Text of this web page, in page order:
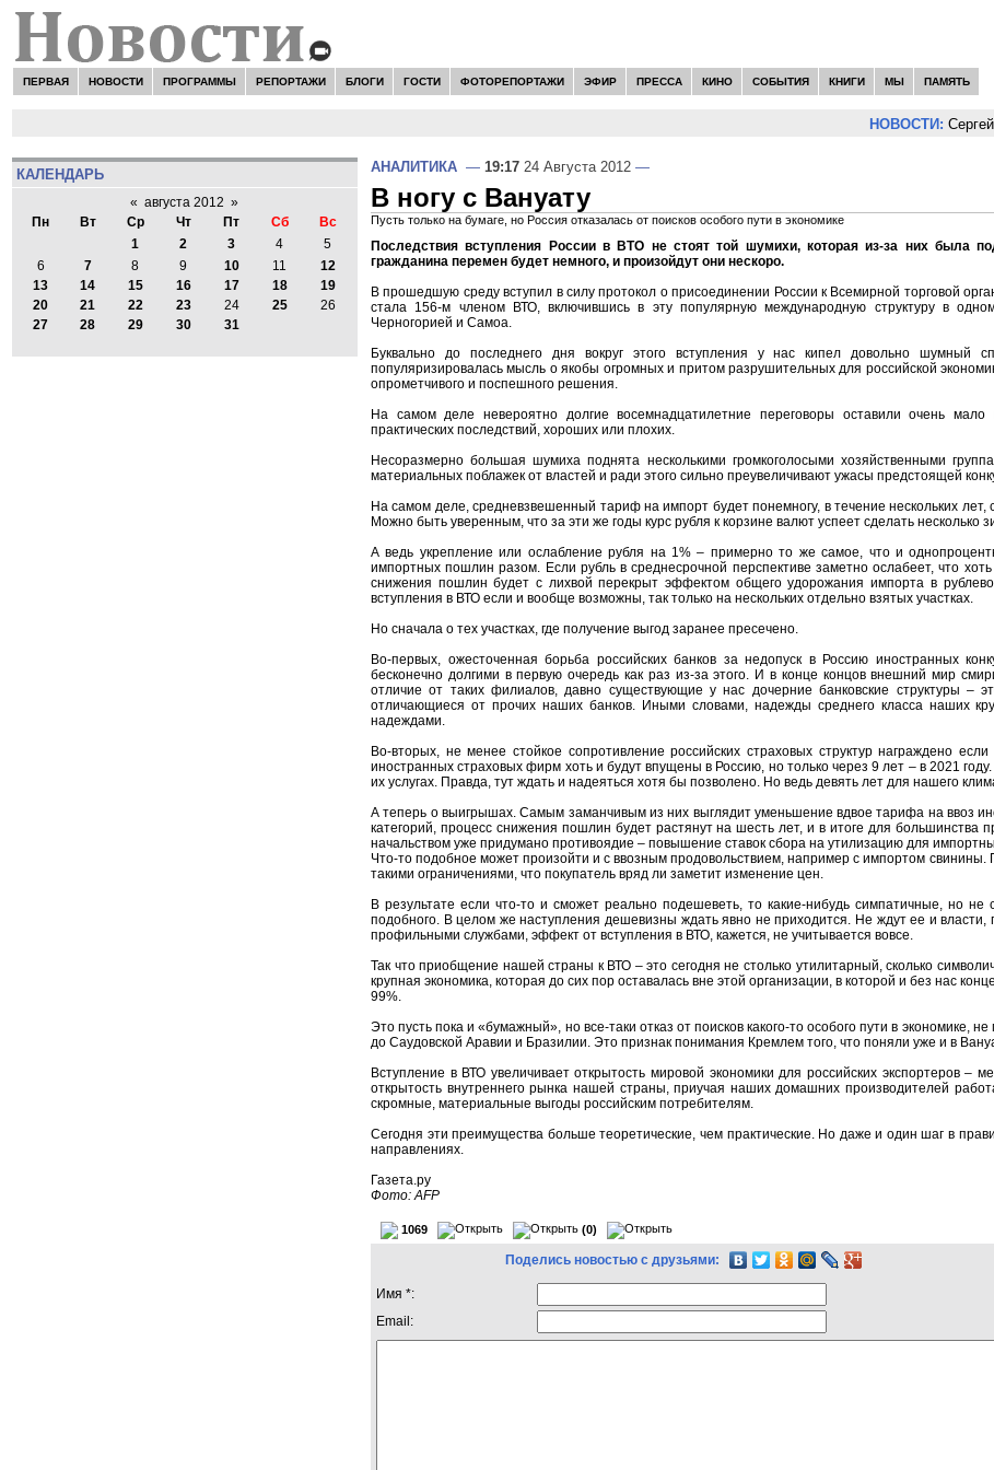
ПЕРВАЯ НОВОСТИ ПРОГРАММЫ РЕПОРТАЖИ БЛОГИ ГОСТИ ФОТОРЕПОРТАЖИ ЭФИР ПРЕССА КИНО СОБЫТИЯ КНИГИ МЫ ПАМЯТЬ
НОВОСТИ: Сергей
КАЛЕНДАРЬ
« августа 2012 »
Пн
Вт Ср Чт Пт Сб
Вс
1
2 3 4
5
6
7 8 9 10 11
12
13
14 15 16 17 18
19
20
21 22 23 24 25
26
27
28 29 30 31
АНАЛИТИКА — 19:17 24 Августа 2012 —
В ногу с Вануату
Пусть только на бумаге, но Россия отказалась от поисков особого пути в экономике
Последствия вступления России в ВТО не стоят той шумихи, которая из-за них была
гражданина перемен будет немного, и произойдут они нескоро.
В прошедшую среду вступил в силу протокол о присоединении России к Всемирной торговой
стала 156-м членом ВТО, включившись в эту популярную международную структуру в
Черногорией и Самоа.
Буквально до последнего дня вокруг этого вступления у нас кипел довольно шумный
популяризировалась мысль о якобы огромных и притом разрушительных для российской
опрометчивого и поспешного решения.
На самом деле невероятно долгие восемнадцатилетние переговоры оставили очень
практических последствий, хороших или плохих.
Несоразмерно большая шумиха поднята несколькими громкоголосыми хозяйственными
материальных поблажек от властей и ради этого сильно преувеличивают ужасы предстоящей
На самом деле, средневзвешенный тариф на импорт будет понемногу, в течение нескольких
Можно быть уверенным, что за эти же годы курс рубля к корзине валют успеет сделать несколько
А ведь укрепление или ослабление рубля на 1% – примерно то же самое, что и
импортных пошлин разом. Если рубль в среднесрочной перспективе заметно ослабеет, что
снижения пошлин будет с лихвой перекрыт эффектом общего удорожания импорта в
вступления в ВТО если и вообще возможны, так только на нескольких отдельно взятых участках.
Но сначала о тех участках, где получение выгод заранее пресечено.
Во-первых, ожесточенная борьба российских банков за недопуск в Россию иностранных
бесконечно долгими в первую очередь как раз из-за этого. И в конце концов внешний мир
отличие от таких филиалов, давно существующие у нас дочерние банковские структуры –
отличающиеся от прочих наших банков. Иными словами, надежды среднего класса наших
надеждами.
Во-вторых, не менее стойкое сопротивление российских страховых структур награждено
иностранных страховых фирм хоть и будут впущены в Россию, но только через 9 лет – в 2021
их услугах. Правда, тут ждать и надеяться хотя бы позволено. Но ведь девять лет для нашего
А теперь о выигрышах. Самым заманчивым из них выглядит уменьшение вдвое тарифа на ввоз
категорий, процесс снижения пошлин будет растянут на шесть лет, и в итоге для большинства
начальством уже придумано противоядие – повышение ставок сбора на утилизацию для
Что-то подобное может произойти и с ввозным продовольствием, например с импортом
такими ограничениями, что покупатель вряд ли заметит изменение цен.
В результате если что-то и сможет реально подешеветь, то какие-нибудь симпатичные, но
подобного. В целом же наступления дешевизны ждать явно не приходится. Не ждут ее и власти,
профильными службами, эффект от вступления в ВТО, кажется, не учитывается вовсе.
Так что приобщение нашей страны к ВТО – это сегодня не столько утилитарный, сколько
крупная экономика, которая до сих пор оставалась вне этой организации, в которой и без нас
99%.
Это пусть пока и «бумажный», но все-таки отказ от поисков какого-то особого пути в
до Саудовской Аравии и Бразилии. Это признак понимания Кремлем того, что поняли уже и в
Вступление в ВТО увеличивает открытость мировой экономики для российских экспортеров –
открытость внутреннего рынка нашей страны, приучая наших домашних производителей
скромные, материальные выгоды российским потребителям.
Сегодня эти преимущества больше теоретические, чем практические. Но даже и один шаг в
направлениях.
Газета.ру
Фото: AFP
1069 (0)
Поделись новостью с друзьями:
Имя *:
Email: